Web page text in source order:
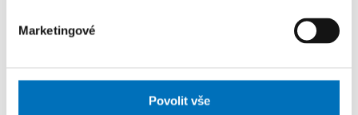
Marketingové
Povolit vše